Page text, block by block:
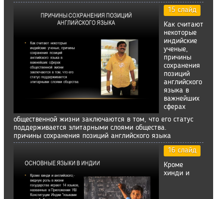
15 слайд
Как считают
некоторые
индийские
ученые,
причины
сохранения
позиций
английского
языка в
важнейших
сферах
общественной жизни заключаются в том, что его статус
поддерживается элитарными слоями общества.
причины сохранения позиций английского языка
16 слайд
Кроме
хинди и